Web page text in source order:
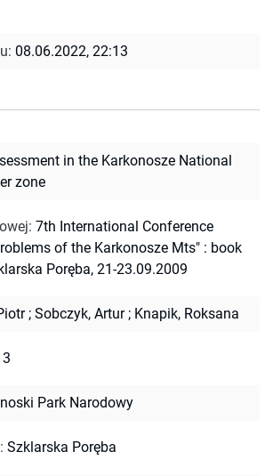
08.06.2022, 22:13
in the Karkonosze National
zone
: 7th International Conference
of the Karkonosze Mts" : book
Poręba, 21-23.09.2009
; Sobczyk, Artur; Knapik, Roksana
Park Narodowy
: Szklarska Poręba